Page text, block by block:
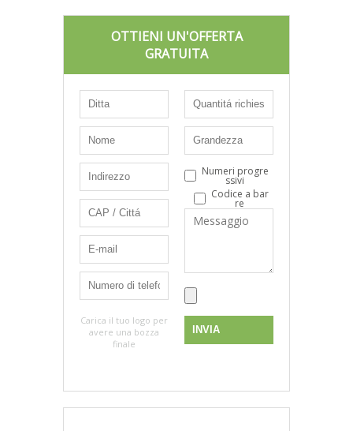
OTTIENI UN'OFFERTA
GRATUITA
Carica il tuo logo per
avere una bozza
finale
Numeri progre
ssivi
Codice a bar
re